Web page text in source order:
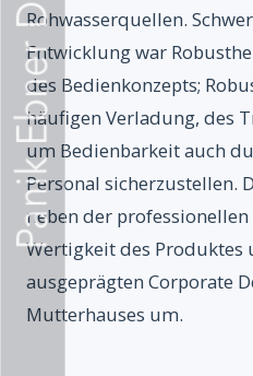
Rohwasserquellen.
Entwicklung war
des Bedienkonzepts;
häufigen Verladung, des
um Bedienbarkeit auch
Personal sicherzustellen.
neben der
Wertigkeit des Produktes
ausgeprägten Corporate
Mutterhauses um.
Startseite